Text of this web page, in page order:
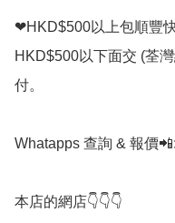
❤HKD$500以上包順豐快
HKD$500以下面交 (荃
付。
Whatapps 查詢 & 報價
本店的網店👇👇👇